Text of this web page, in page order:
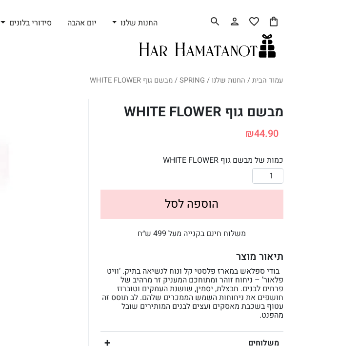
החנות שלנו יום אהבה סידורי בלונים
עמוד הבית/ החנות שלנו /
SPRING/ מבשם גוף WHITE FLOWER
מבשם גוף WHITE FLOWER
₪44.90
כמות של מבשם גוף WHITE FLOWER
הוספה לסל
משלוח חינם בקנייה מעל 499 ש״ח
תיאור מוצר
בודי ספלאש במארז פלסטי קל ונוח לנשיאה בתיק. ‘וויט
פלאור’ – ניחוח זוהר ומתוחכם המעניק זר מרהיב של
פרחים לבנים. חבצלת, יסמין, שושנת העמקים וטוברוז
חושפים את ניחוחות השמש הממכרים שלהם. לב תוסס זה
עטוף בשכבת מאסקים ועצים לבנים המותירים שובל
מהפנט.
משלוחים